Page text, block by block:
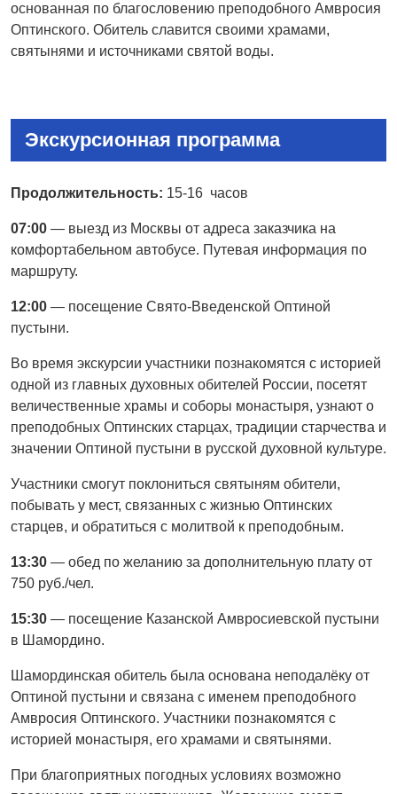
основанная по благословению преподобного Амвросия
Оптинского. Обитель славится своими храмами,
святынями и источниками святой воды.
Экскурсионная программа
Продолжительность: 15-16 часов
07:00 — выезд из Москвы от адреса заказчика на
комфортабельном автобусе. Путевая информация по
маршруту.
12:00 — посещение Свято-Введенской Оптиной
пустыни.
Во время экскурсии участники познакомятся с историей
одной из главных духовных обителей России, посетят
величественные храмы и соборы монастыря, узнают о
преподобных Оптинских старцах, традиции старчества и
значении Оптиной пустыни в русской духовной культуре.
Участники смогут поклониться святыням обители,
побывать у мест, связанных с жизнью Оптинских
старцев, и обратиться с молитвой к преподобным.
13:30 — обед по желанию за дополнительную плату от
750 руб./чел.
15:30 — посещение Казанской Амвросиевской пустыни
в Шамордино.
Шамординская обитель была основана неподалёку от
Оптиной пустыни и связана с именем преподобного
Амвросия Оптинского. Участники познакомятся с
историей монастыря, его храмами и святынями.
При благоприятных погодных условиях возможно